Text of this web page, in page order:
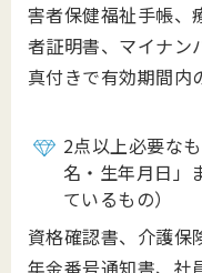
害者保健福祉手帳、
者証明書、マイナン
真付きで有効期間内
2点以上必要な
名・生年月日」
ているもの）
資格確認書、介護保
年金番号通知書、社